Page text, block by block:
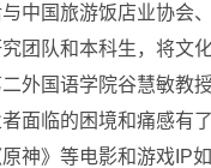
中国旅游饭店业协会
团队和本科生，将文
外国语学院谷慧敏教
面临的困境和痛感有
神》等电影和游戏IP